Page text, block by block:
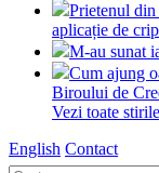
Prietenul
aplicație de
M-au sunat
Cum ajung
Biroului de
Vezi toate stirile
English Contact